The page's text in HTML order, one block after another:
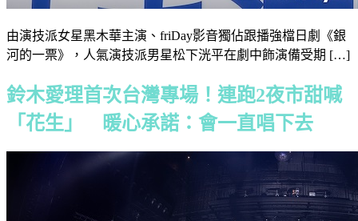
由演技派女星黑木華主演、friDay影音獨佔跟播強檔日劇《銀
河的一票》，人氣演技派男星松下洸平在劇中飾演備受期 […]
鈴木愛理首次台灣專場！連跑2夜市甜喊
「花生」 暖心承諾：會一直唱下去